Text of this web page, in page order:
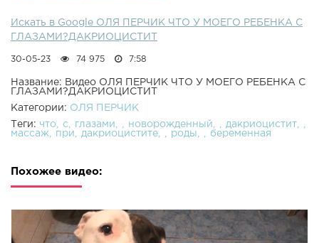
Искать в Google ОЛЯ ПЕРЧИК ЧТО У МОЕГО РЕБЕНКА С
ГЛАЗАМИ?ДАКРИОЦИСТИТ
30-05-23 74 975 7:58
Название: Видео ОЛЯ ПЕРЧИК ЧТО У МОЕГО РЕБЕНКА С
ГЛАЗАМИ?ДАКРИОЦИСТИТ
Категории: ОЛЯ ПЕРЧИК
Теги: что с глазами новорожденный
дакриоцистит
массаж
при дакриоцистите роды беременная
Похожее видео: